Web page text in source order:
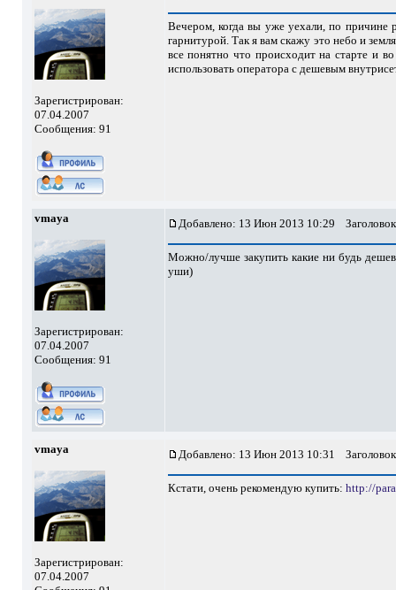
Зарегистрирован:
07.04.2007
Сообщения: 91
Вечером, когда вы уже уехали, по причине
гарнитурой. Так я вам скажу это небо и
все понятно что происходит на старте и
использовать оператора с дешевым
vmaya
Зарегистрирован:
07.04.2007
Сообщения: 91
Добавлено: 13 Июн 2013 10:29
Можно/лучше закупить какие ни будь
уши)
vmaya
Зарегистрирован:
07.04.2007
Добавлено: 13 Июн 2013 10:31
Кстати, очень рекомендую купить: http://